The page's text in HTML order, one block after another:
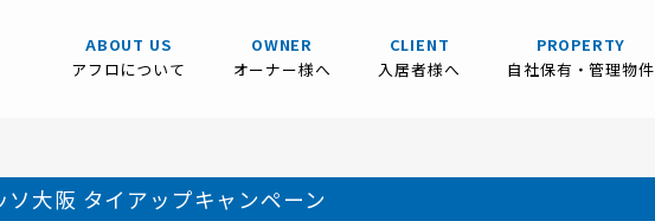
ABOUT US
アフロについて
OWNER
オーナー様へ
CLIENT
入居者様へ
PROPERTY
自社保有・管理物件
大阪 タイアップキャンペーン